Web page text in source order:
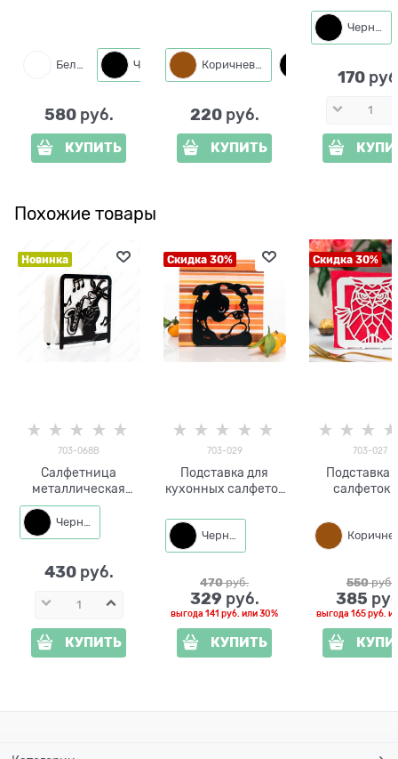
Белый
580 руб.
КУПИТЬ
Коричневый
220 руб.
КУПИТЬ
Черный
170
Похожие товары
Новинка
703-068B
Салфетница
металлическая
703-068 Год Козы
11*4*12 см
Черный
430 руб.
КУПИТЬ
Скидка 30%
703-029
Подставка для
кухонных салфеток
металлическая
Черный
470 руб.
329 руб.
выгода141 руб. или30%
КУПИТЬ
Скидка 30%
703-027
Подставка
салфеток
027
550 руб.
385
выгода 165 руб.